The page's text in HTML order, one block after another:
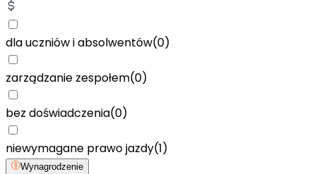
dla uczniów i absolwentów(0)
zarządzanie zespołem(0)
bez doświadczenia(0)
niewymagane prawo jazdy(1)
Wynagrodzenie